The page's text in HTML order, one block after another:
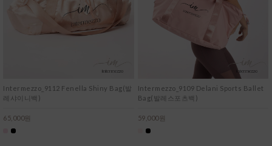
Intermezzo_9112 Fenella Shiny Bag(발
레샤이니백)
65,000원
Intermezzo_9109 Delani Sports Ballet
Bag(발레스포츠백)
59,000원